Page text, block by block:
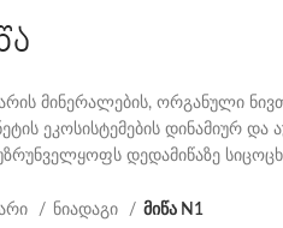
მინერალების, ორგანული
ეკოსისტემების დინამიურ და
დედამიწაზე
ნიადაგი მიწა N1